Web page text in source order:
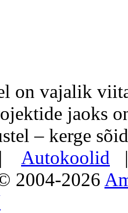
on vajalik
jaoks
– kerge
Autokoolid
2004-2026